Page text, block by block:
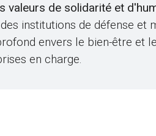
valeurs de solidarité et
institutions de défense et
envers le bien-être et
en charge.